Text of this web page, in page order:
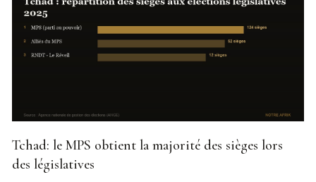
Tchad: le MPS obtient la majorité des sièges lors
des législatives